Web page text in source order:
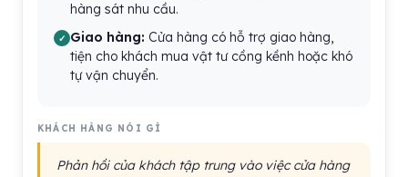
hàng sát nhu cầu.
Giao hàng: Cửa hàng có hỗ trợ giao hàng,
tiện cho khách mua vật tư cồng kềnh hoặc khó
tự vận chuyển.
KHÁCH HÀNG NÓI GÌ
Phản hồi của khách tập trung vào việc cửa hàng